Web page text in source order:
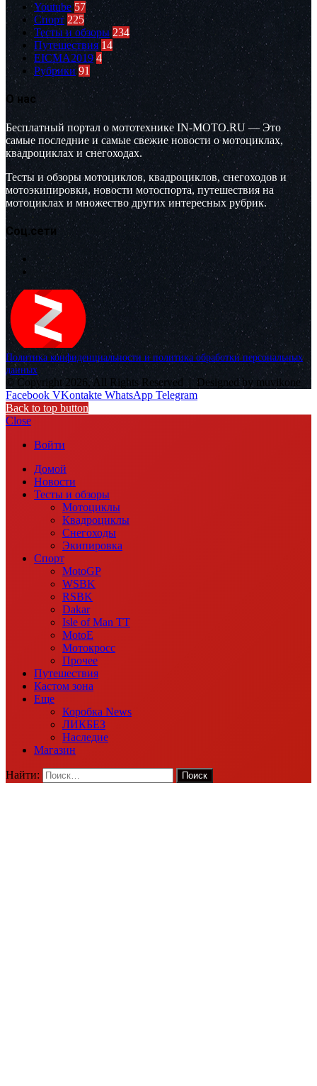
Youtube 57
Спорт 225
Тесты и обзоры 234
Путешествия 14
EICMA2019 4
Рубрики 91
О нас
Бесплатный портал о мототехнике IN-MOTO.RU — Это
самые последние и самые свежие новости о мотоциклах,
квадроциклах и снегоходах.
Тесты и обзоры мотоциклов, квадроциклов, снегоходов и
мотоэкипировки, новости мотоспорта, путешествия на
мотоциклах и множество других интересных рубрик.
Соц.сети
Политика конфиденциальности и политика обработки персональных
данных
© Copyright 2026, All Rights Reserved | Designed by muvikone
Facebook VKontakte WhatsApp Telegram
Back to top button
Close
Войти
Домой
Новости
Тесты и обзоры
Мотоциклы
Квадроциклы
Снегоходы
Экипировка
Спорт
MotoGP
WSBK
RSBK
Dakar
Isle of Man TT
MotoE
Мотокросс
Прочее
Путешествия
Кастом зона
Еще
Коробка News
ЛИКБЕЗ
Наследие
Магазин
Найти: